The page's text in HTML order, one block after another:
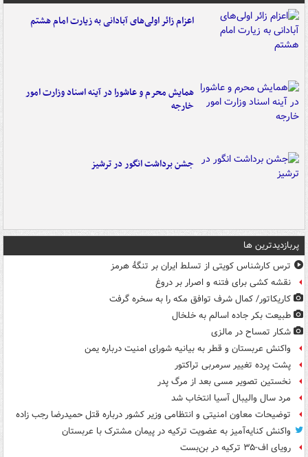
اعزام زائر اولی‌های آبادانی به زیارت امام هشتم
همایش محرم و عاشورا در آینه اسناد وزارت امور
خارجه
جشن برداشت انگور در ترشیز
پربازدیدترین ها
ترس کارشناس کویتی از تسلط ایران بر تنگۀ هرمز
نقشه کشی برای فتنه و اصرار بر دروغ
کاریکاتور/ کمال شرف توافق مکه را به سخره گرفت
طبیعت بکر جاده اسالم به خلخال
شکار تمساح در مالزی
واکنش عربستان و قطر به بیانیه شورای امنیت درباره یمن
پشت پرده تغییر سرمربی تراکتور
نخستین تصویر مسی بعد از مرگ پدر
مرد سال والیبال آسیا انتخاب شد
توضیحات معاون امنیتی و انتظامی وزیر کشور درباره قتل حمیدرضا رجب زاده
واکنش کنایه‌آمیز به عضویت ترکیه در پیمان مشترک با عربستان
رویای اف-۳۵ ترکیه در بن‌بست